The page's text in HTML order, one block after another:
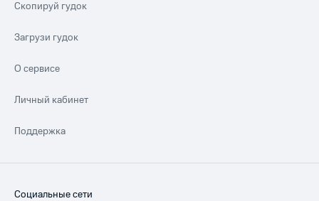
Скопируй гудок
Загрузи гудок
О сервисе
Личный кабинет
Поддержка
Социальные сети